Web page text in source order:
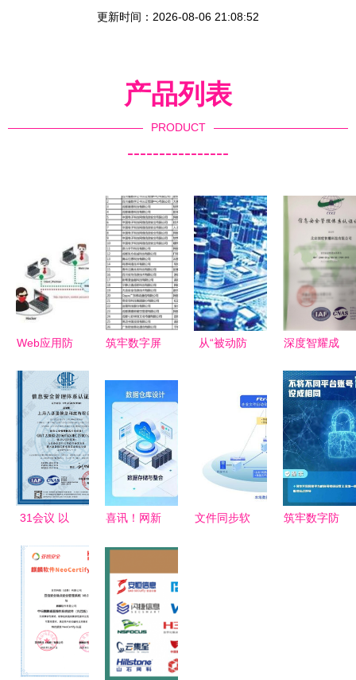
更新时间：2026-08-06 21:08:52
产品列表
PRODUCT
----------------
Web应用防
南 守护网
络与信息安
全的核心利
器
筑牢数字屏
国网络信息
安全之
城”建设路
径
从“被动防
全软件产业
新政下的机
遇与挑战
深度智耀成
ISO27001
认证 构筑
网络与信息
安全软件的
坚实防线
31会议 以
系认证为基
石，引领网
络与信息安
全软件开发
喜讯！网新
公积金中心
新一代住房
资金管理系
统项目，助
文件同步软
筑牢数字防